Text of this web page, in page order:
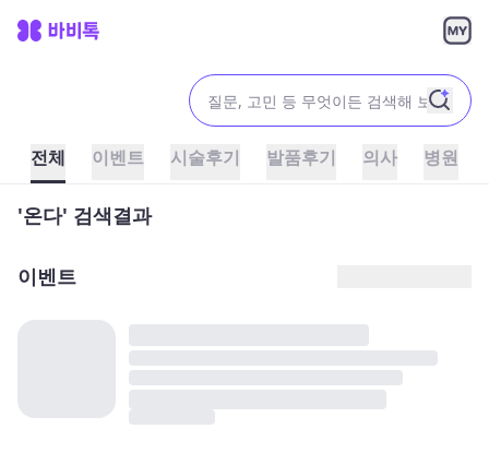
전체 이벤트 시술후기 발품후기 의사 병원
'온다' 검색결과
이벤트